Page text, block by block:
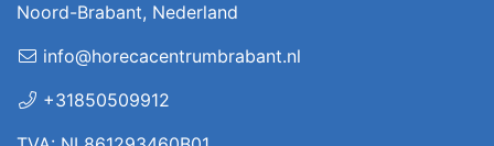
Noord-Brabant, Nederland
info@horecacentrumbrabant.nl
+31850509912